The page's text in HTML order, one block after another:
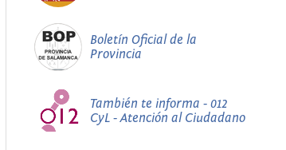
Boletín Oficial de la
Provincia
También te informa - 012
CyL - Atención al Ciudadano